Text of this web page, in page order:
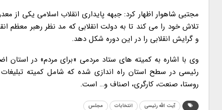
مجتبی شاهوار اظهار کرد: جبهه پایداری انقلاب اسلامی یکی
تلاش خود را می کند تا به دولت انقلابی که مد نظر رهبر
و گرایش انقلابی را در این دوره شکل دهد.
رئیسی در سطح استان راه اندازی شده که شامل کمیته تبلیغات
روستا، صنعت، کارگری، اصناف و… است.
آیت الله رئیسی انتخابات مجلس